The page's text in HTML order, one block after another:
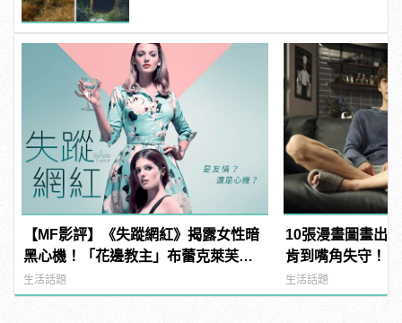
【MF影評】《失蹤網紅》揭露女性暗
黑心機！「花邊教主」布蕾克萊芙莉
和安娜坎卓克大演假面閨蜜
生活話題
10張漫畫圖畫出
肯到嘴角失守！
生活話題